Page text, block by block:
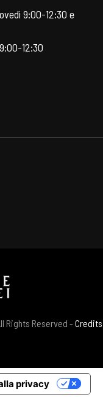
9:00-12:30 e
12:30
Rights Reserved - Credits
privacy